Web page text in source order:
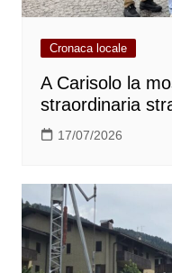
Cronaca locale
A Carisolo la
straordinaria
17/07/2026